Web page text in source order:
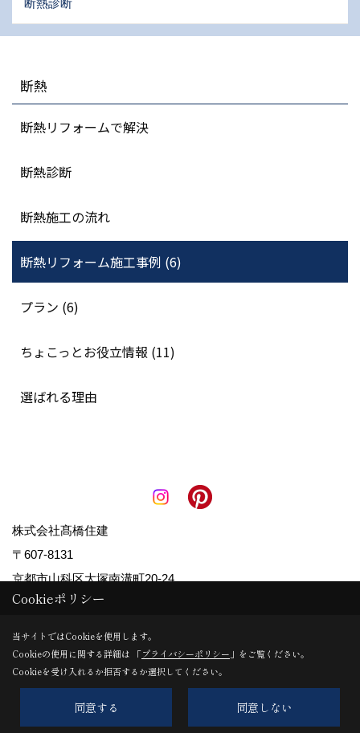
断熱診断
断熱
断熱リフォームで解決
断熱診断
断熱施工の流れ
断熱リフォーム施工事例 (6)
プラン (6)
ちょこっとお役立情報 (11)
選ばれる理由
株式会社髙橋住建
〒607-8131
京都市山科区大塚南溝町20-24
TEL：0120-521-039
＜営業時間＞9:00～18:00
＜定休日＞日曜日・祝日
Cookieポリシー
当サイトではCookieを使用します。
Cookieの使用に関する詳細は 「プライバシーポリシー 」をご覧ください。
Cookieを受け入れるか拒否するか選択してください。
同意する 同意しない